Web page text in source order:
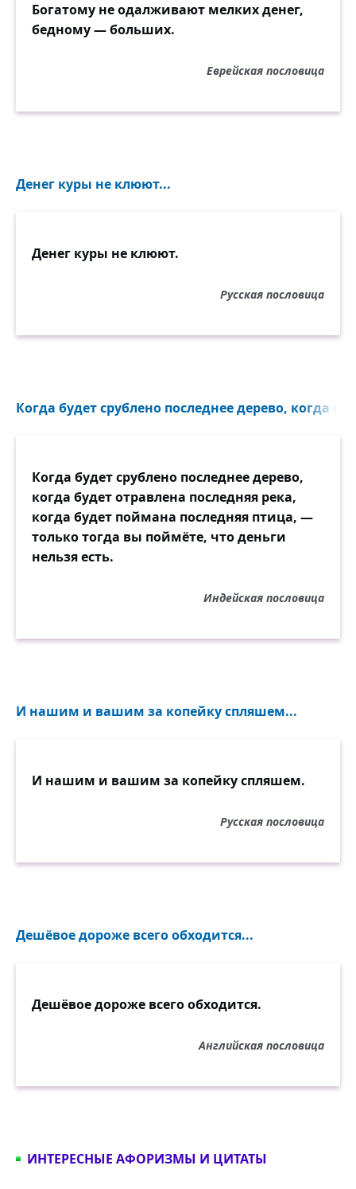
Богатому не одалживают мелких денег,
бедному — больших.
Еврейская пословица
Денег куры не клюют...
Денег куры не клюют.
Русская пословица
Когда будет срублено последнее дерево, когда
Когда будет срублено последнее дерево,
когда будет отравлена последняя река,
когда будет поймана последняя птица, —
только тогда вы поймёте, что деньги
нельзя есть.
Индейская пословица
И нашим и вашим за копейку спляшем...
И нашим и вашим за копейку спляшем.
Русская пословица
Дешёвое дороже всего обходится...
Дешёвое дороже всего обходится.
Английская пословица
ИНТЕРЕСНЫЕ АФОРИЗМЫ И ЦИТАТЫ